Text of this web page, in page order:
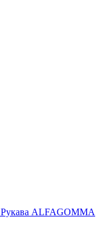
Рукава ALFAGOMMA